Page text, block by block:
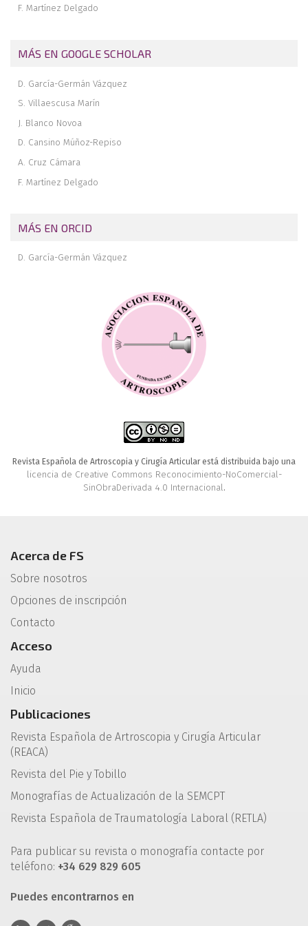
F. Martínez Delgado
MÁS EN GOOGLE SCHOLAR
D. García-Germán Vázquez
S. Villaescusa Marín
J. Blanco Novoa
D. Cansino Múñoz-Repiso
A. Cruz Cámara
F. Martínez Delgado
MÁS EN ORCID
D. García-Germán Vázquez
Revista Española de Artroscopia y Cirugía Articular está distribuida bajo una
licencia de Creative Commons Reconocimiento-NoComercial-
SinObraDerivada 4.0 Internacional.
Acerca de FS
Sobre nosotros
Opciones de inscripción
Contacto
Acceso
Ayuda
Inicio
Publicaciones
Revista Española de Artroscopia y Cirugía Articular
(REACA)
Revista del Pie y Tobillo
Monografías de Actualización de la SEMCPT
Revista Española de Traumatología Laboral (RETLA)
Para publicar su revista o monografía contacte por
teléfono: +34 629 829 605
Puedes encontrarnos en